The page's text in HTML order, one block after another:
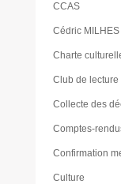
CCAS
Cédric MILHES
Charte
Club de lecture
Collecte des
Comptes-
Confirmation
Culture